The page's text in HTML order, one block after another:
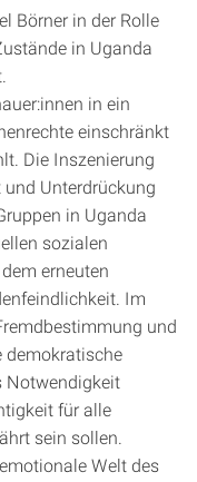
Börner in der Rolle
in Uganda
in ein
einschränkt
Die Inszenierung
Unterdrückung
in Uganda
sozialen
erneuten
Im
und
demokratische
Notwendigkeit
für alle
sein sollen.
Welt des